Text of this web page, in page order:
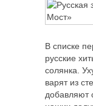
В списке
русские
солянка.
варят из
добавляют